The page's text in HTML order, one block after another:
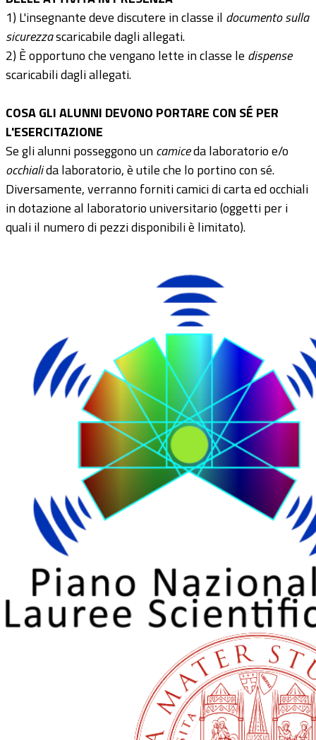
1) L'insegnante deve discutere in classe il documento sulla
sicurezzascaricabile dagli allegati.
2) È opportuno che vengano lette in classe le dispense
scaricabili dagli allegati.
COSA GLI ALUNNI DEVONO PORTARE CON SÉ PER
L'ESERCITAZIONE
Se gli alunni posseggono uncamiceda laboratorio e/o
occhialida laboratorio, è utile che lo portino con sé.
Diversamente, verranno forniti camici di carta ed occhiali
in dotazione al laboratorio universitario (oggetti per i
quali il numero di pezzi disponibili è limitato).